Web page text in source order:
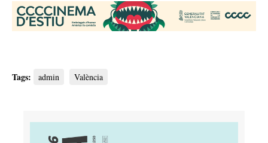
Tags: admin València